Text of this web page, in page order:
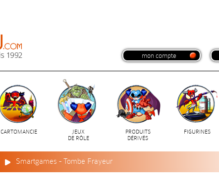
mon compte
CARTOMANCIE
JEUX
DE RÔLE
PRODUITS
DÉRIVÉS
FIGURINES
Smartgames - Tombe Frayeur